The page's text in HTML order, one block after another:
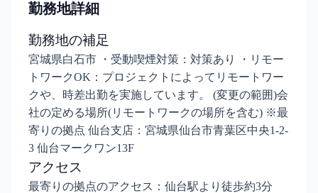
勤務地詳細
勤務地の補足
宮城県白石市 ・受動喫煙対策：対策あり ・リモー
トワークOK：プロジェクトによってリモートワー
クや、時差出勤を実施しています。 (変更の範囲)会
社の定める場所(リモートワークの場所を含む) ※最
寄りの拠点 仙台支店：宮城県仙台市青葉区中央1-2-
3 仙台マークワン13F
アクセス
最寄りの拠点のアクセス：仙台駅より徒歩約3分